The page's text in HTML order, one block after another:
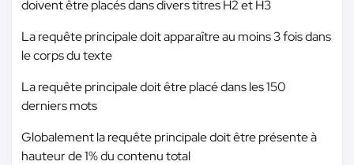
doivent être placés dans divers titres H2 et H3
La requête principale doit apparaître au moins 3 fois dans
le corps du texte
La requête principale doit être placé dans les 150
derniers mots
Globalement la requête principale doit être présente à
hauteur de 1% du contenu total